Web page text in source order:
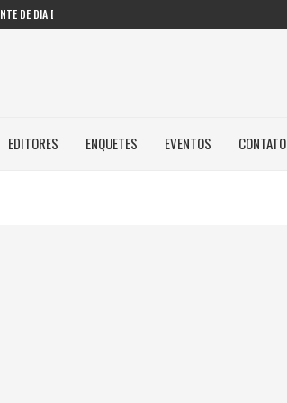
DE DIA DOS...
EDITORES ENQUETES EVENTOS CONTATO